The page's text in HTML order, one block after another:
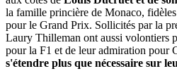
la famille princière de Monaco,
pour le Grand Prix. Sollicités par la
Laury Thilleman ont aussi volontiers
pour la F1 et de leur admiration pour
s'étendre plus que nécessaire sur